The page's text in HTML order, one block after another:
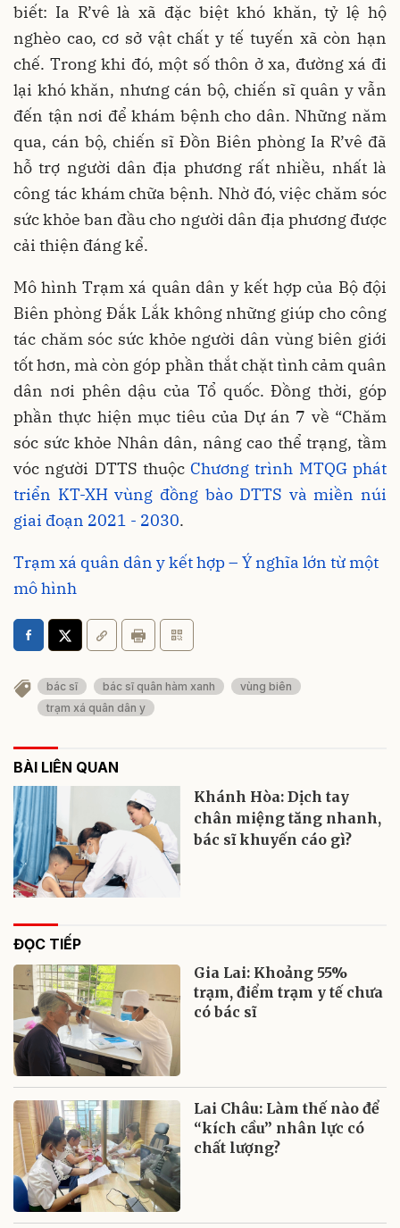
biết: Ia R’vê là xã đặc biệt khó khăn, tỷ lệ hộ
nghèo cao, cơ sở vật chất y tế tuyến xã còn hạn
chế. Trong khi đó, một số thôn ở xa, đường xá đi
lại khó khăn, nhưng cán bộ, chiến sĩ quân y vẫn
đến tận nơi để khám bệnh cho dân. Những năm
qua, cán bộ, chiến sĩ Đồn Biên phòng Ia R’vê đã
hỗ trợ người dân địa phương rất nhiều, nhất là
công tác khám chữa bệnh. Nhờ đó, việc chăm sóc
sức khỏe ban đầu cho người dân địa phương được
cải thiện đáng kể.
Mô hình Trạm xá quân dân y kết hợp của Bộ đội
Biên phòng Đắk Lắk không những giúp cho công
tác chăm sóc sức khỏe người dân vùng biên giới
tốt hơn, mà còn góp phần thắt chặt tình cảm quân
dân nơi phên dậu của Tổ quốc. Đồng thời, góp
phần thực hiện mục tiêu của Dự án 7 về “Chăm
sóc sức khỏe Nhân dân, nâng cao thể trạng, tầm
vóc người DTTS thuộc Chương trình MTQG phát
triển KT-XH vùng đồng bào DTTS và miền núi
giai đoạn 2021 - 2030.
Trạm xá quân dân y kết hợp – Ý nghĩa lớn từ một
mô hình
bác sĩ bác sĩ quân hàm xanh
vùng biên
trạm xá quân dân y
BÀI LIÊN QUAN
Khánh Hòa: Dịch tay
chân miệng tăng nhanh,
bác sĩ khuyến cáo gì?
ĐỌC TIẾP
Gia Lai: Khoảng 55%
trạm, điểm trạm y tế chưa
có bác sĩ
Lai Châu: Làm thế nào để
“kích cầu” nhân lực có
chất lượng?